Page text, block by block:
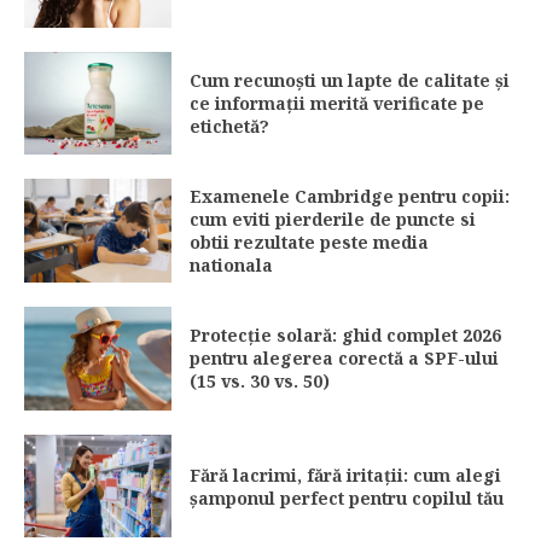
Cum recunoști un lapte de calitate și
ce informații merită verificate pe
etichetă?
Examenele Cambridge pentru copii:
cum eviti pierderile de puncte si
obtii rezultate peste media
nationala
Protecție solară: ghid complet 2026
pentru alegerea corectă a SPF-ului
(15 vs. 30 vs. 50)
Fără lacrimi, fără iritații: cum alegi
șamponul perfect pentru copilul tău